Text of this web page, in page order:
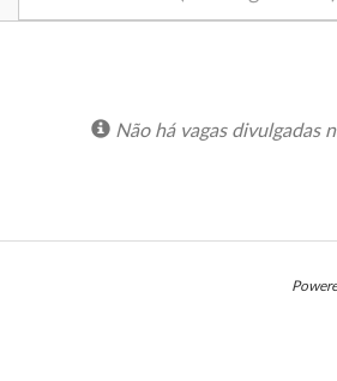
Não há vagas divulgadas